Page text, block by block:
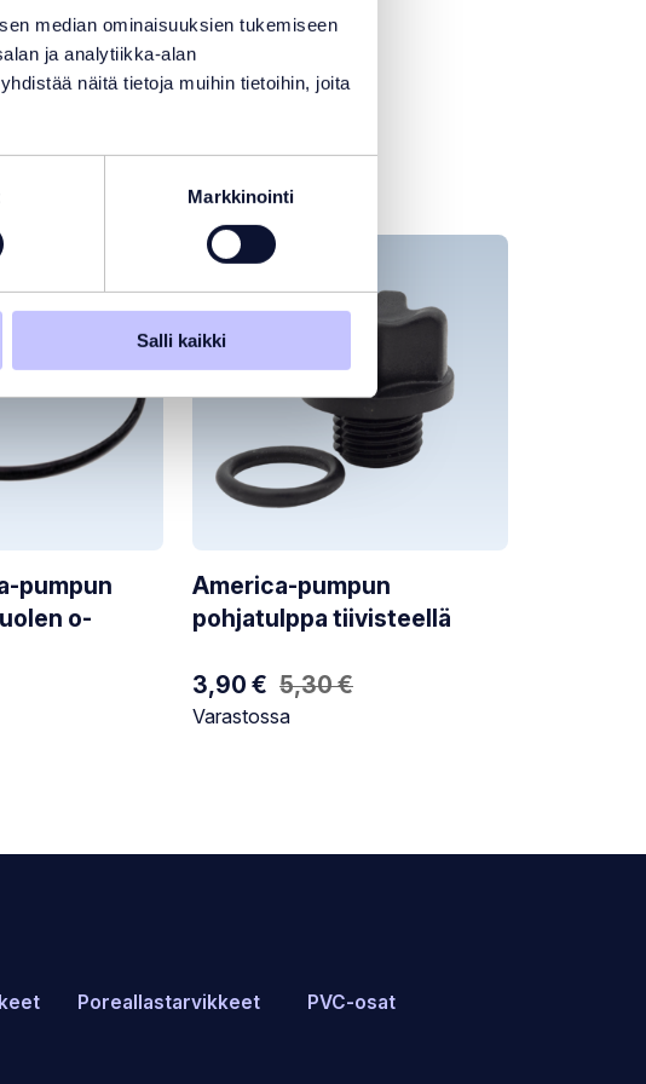
median ominaisuuksien tukemiseen
ja analytiikka-alan
näitä tietoja muihin tietoihin, joita
Markkinointi
Salli kaikki
pumpun
o-
TARJOUS
America-pumpun
pohjatulppa tiivisteellä
5,30€
Alkuperäinen
hinta
3,90 €
Nykyinen
hinta
Varastotilanne:
Varastossa
Poreallastarvikkeet PVC-osat